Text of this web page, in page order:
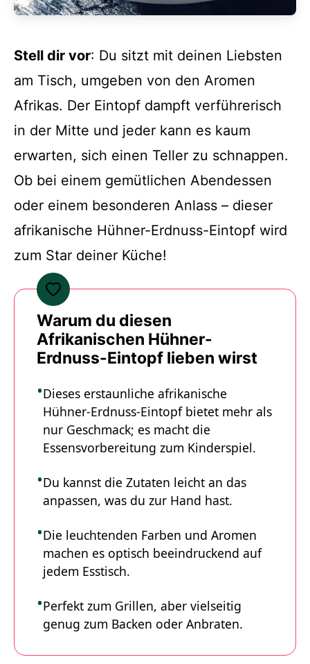
Stell dir vor: Du sitzt mit deinen Liebsten
am Tisch, umgeben von den Aromen
Afrikas. Der Eintopf dampft verführerisch
in der Mitte und jeder kann es kaum
erwarten, sich einen Teller zu schnappen.
Ob bei einem gemütlichen Abendessen
oder einem besonderen Anlass – dieser
afrikanische Hühner-Erdnuss-Eintopf wird
zum Star deiner Küche!
Warum du diesen
Afrikanischen Hühner-
Erdnuss-Eintopf lieben wirst
Dieses erstaunliche afrikanische
Hühner-Erdnuss-Eintopf bietet mehr als
nur Geschmack; es macht die
Essensvorbereitung zum Kinderspiel.
Du kannst die Zutaten leicht an das
anpassen, was du zur Hand hast.
Die leuchtenden Farben und Aromen
machen es optisch beeindruckend auf
jedem Esstisch.
Perfekt zum Grillen, aber vielseitig
genug zum Backen oder Anbraten.